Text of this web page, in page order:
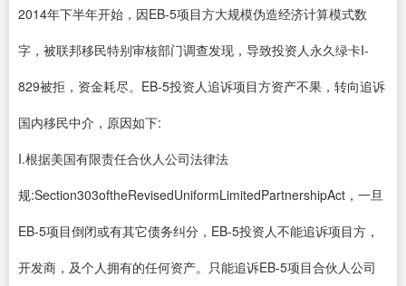
2014年下半年开始，因EB-5项目方大规模伪造经济计算模式数
字，被联邦移民特别审核部门调查发现，导致投资人永久绿卡I-
829被拒，资金耗尽。EB-5投资人追诉项目方资产不果，转向追诉
国内移民中介，原因如下:
I.根据美国有限责任合伙人公司法律法
规:Section303oftheRevisedUniformLimitedPartnershipAct，一旦
EB-5项目倒闭或有其它债务纠分，EB-5投资人不能追诉项目方，
开发商，及个人拥有的任何资产。只能追诉EB-5项目合伙人公司